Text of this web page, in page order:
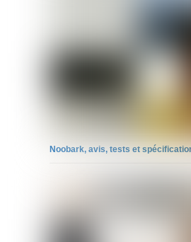
Noobark, avis, tests et